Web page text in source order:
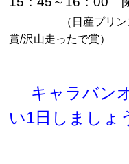
（日産プリ
賞/沢山走ったで賞）
キャラバン
い1日しましょ